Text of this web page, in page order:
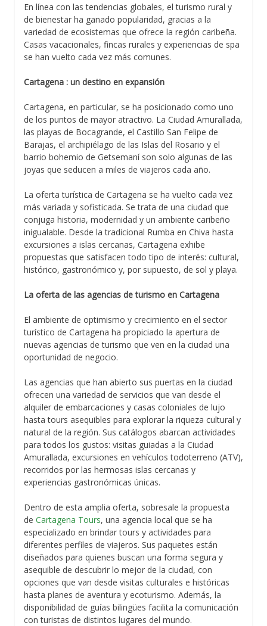
En línea con las tendencias globales, el turismo rural y
de bienestar ha ganado popularidad, gracias a la
variedad de ecosistemas que ofrece la región caribeña.
Casas vacacionales, fincas rurales y experiencias de spa
se han vuelto cada vez más comunes.
Cartagena : un destino en expansión
Cartagena, en particular, se ha posicionado como uno
de los puntos de mayor atractivo. La Ciudad Amurallada,
las playas de Bocagrande, el Castillo San Felipe de
Barajas, el archipiélago de las Islas del Rosario y el
barrio bohemio de Getsemaní son solo algunas de las
joyas que seducen a miles de viajeros cada año.
La oferta turística de Cartagena se ha vuelto cada vez
más variada y sofisticada. Se trata de una ciudad que
conjuga historia, modernidad y un ambiente caribeño
inigualable. Desde la tradicional Rumba en Chiva hasta
excursiones a islas cercanas, Cartagena exhibe
propuestas que satisfacen todo tipo de interés: cultural,
histórico, gastronómico y, por supuesto, de sol y playa.
La oferta de las agencias de turismo en Cartagena
El ambiente de optimismo y crecimiento en el sector
turístico de Cartagena ha propiciado la apertura de
nuevas agencias de turismo que ven en la ciudad una
oportunidad de negocio.
Las agencias que han abierto sus puertas en la ciudad
ofrecen una variedad de servicios que van desde el
alquiler de embarcaciones y casas coloniales de lujo
hasta tours asequibles para explorar la riqueza cultural y
natural de la región. Sus catálogos abarcan actividades
para todos los gustos: visitas guiadas a la Ciudad
Amurallada, excursiones en vehículos todoterreno (ATV),
recorridos por las hermosas islas cercanas y
experiencias gastronómicas únicas.
Dentro de esta amplia oferta, sobresale la propuesta
de Cartagena Tours, una agencia local que se ha
especializado en brindar tours y actividades para
diferentes perfiles de viajeros. Sus paquetes están
diseñados para quienes buscan una forma segura y
asequible de descubrir lo mejor de la ciudad, con
opciones que van desde visitas culturales e históricas
hasta planes de aventura y ecoturismo. Además, la
disponibilidad de guías bilingües facilita la comunicación
con turistas de distintos lugares del mundo.